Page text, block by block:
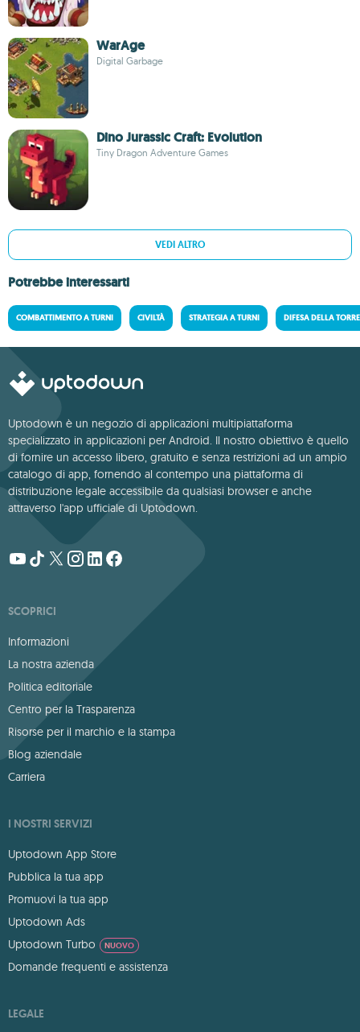
WarAge
Digital Garbage
Dino Jurassic Craft: Evolution
Tiny Dragon Adventure Games
VEDI ALTRO
Potrebbe interessarti
COMBATTIMENTO A TURNI CIVILTÀ STRATEGIA A TURNI DIFESA DELLA
Uptodown è un negozio di applicazioni multipiattaforma
specializzato in applicazioni per Android. Il nostro obiettivo è quello
di fornire un accesso libero, gratuito e senza restrizioni ad un ampio
catalogo di app, fornendo al contempo una piattaforma di
distribuzione legale accessibile da qualsiasi browser e anche
attraverso l'app ufficiale di Uptodown.
SCOPRICI
Informazioni
La nostra azienda
Politica editoriale
Centro per la Trasparenza
Risorse per il marchio e la stampa
Blog aziendale
Carriera
I NOSTRI SERVIZI
Uptodown App Store
Pubblica la tua app
Promuovi la tua app
Uptodown Ads
Uptodown Turbo
NUOVO
Domande frequenti e assistenza
LEGALE